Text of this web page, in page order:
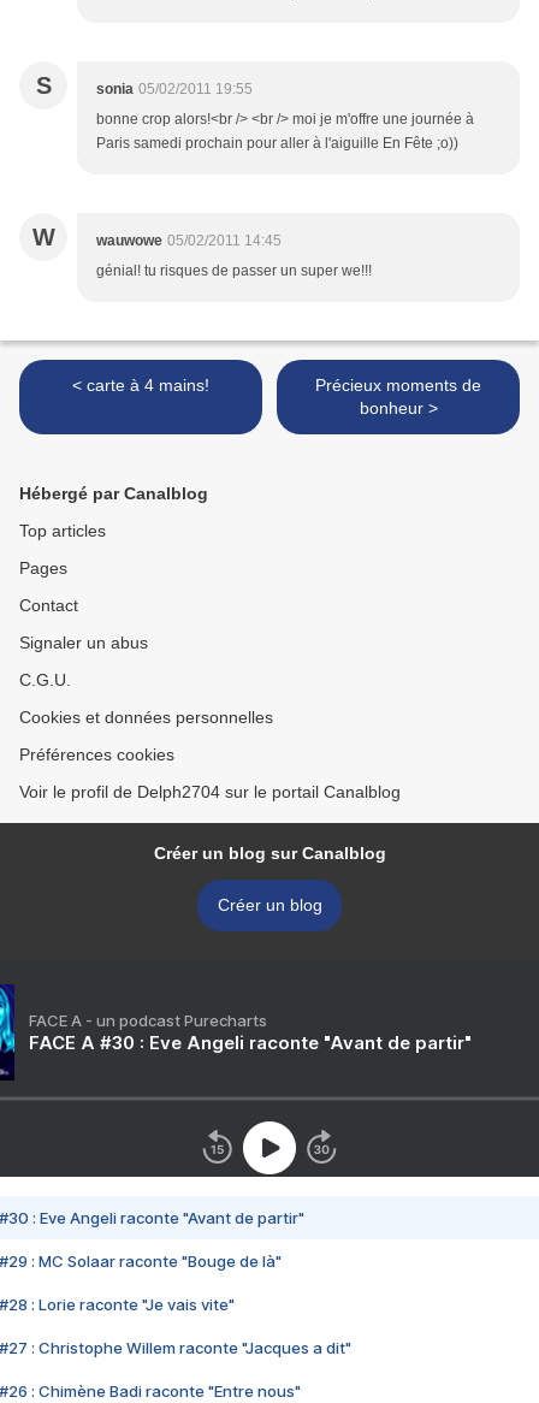
S sonia 05/02/2011 19:55
bonne crop alors!<br /> <br /> moi je m'offre une journée à
Paris samedi prochain pour aller à l'aiguille En Fête ;o))
W wauwowe 05/02/2011 14:45
génial! tu risques de passer un super we!!!
< carte à 4 mains!
Précieux moments de
bonheur >
Hébergé par Canalblog
Top articles
Pages
Contact
Signaler un abus
C.G.U.
Cookies et données personnelles
Préférences cookies
Voir le profil de Delph2704 sur le portail Canalblog
Créer un blog sur Canalblog
Créer un blog
FACE A - un podcast Purecharts
FACE A #30 : Eve Angeli raconte "Avant de partir"
#30 : Eve Angeli raconte "Avant de partir"
#29 : MC Solaar raconte "Bouge de là"
#28 : Lorie raconte "Je vais vite"
#27 : Christophe Willem raconte "Jacques a dit"
#26 : Chimène Badi raconte "Entre nous"